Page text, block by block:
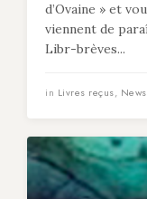
d’Ovaine » et
viennent de
Libr-brèves...
in Livres reçus, News